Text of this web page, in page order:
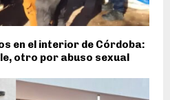
en el interior de Córdoba:
otro por abuso sexual